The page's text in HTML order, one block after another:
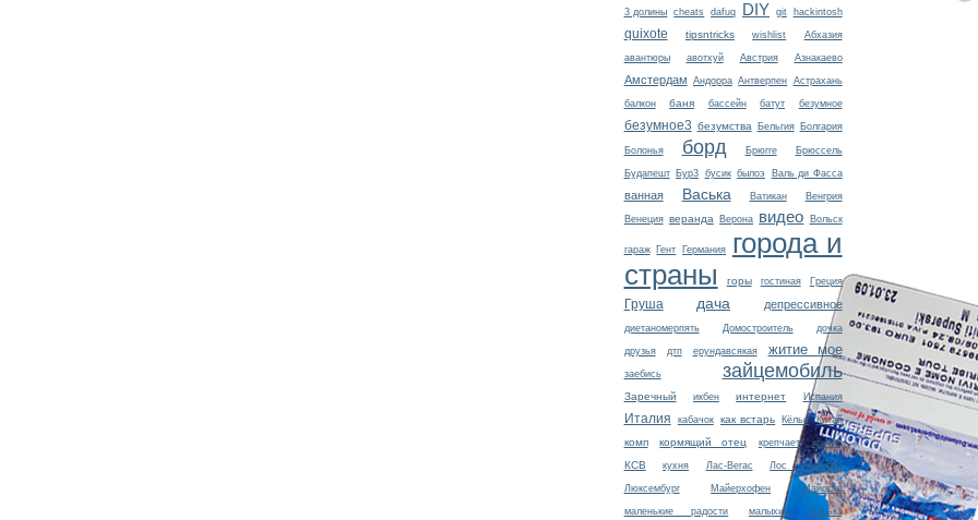
3 долины cheats dafuq DIY git hackintosh
quixote tipsntricks wishlist Абхазия
авантюры авотхуй Австрия Азнакаево
Амстердам Андорра Антверпен Астрахань
балкон баня бассейн батут безумное
безумное3 безумства Бельгия Болгария
Болонья борд Брюгге Брюссель
Будапешт Бур3 бусик былоэ Валь ди Фасса
ванная Васька Ватикан Венгрия
Венеция веранда Верона видео Вольск
гараж Гент Германия
города и
страны
горы гостиная Греция
Груша дача депрессивное
диетаномерпять Домостроитель дочка
друзья дтп ерундавсякая житие мое
заебись зайцемобиль
Заречный икбен интернет Испания
Италия кабачок как встарь Кёльн Китай
комп кормящий отец крепчает крутец
КСВ кухня Лас-Вегас Лос Анжелес
Люксембург Майерхофен Майорка
маленькие радости малыхин маська